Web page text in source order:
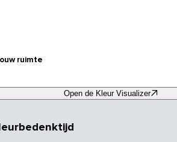
ruimte
Open de Kleur Visualizer